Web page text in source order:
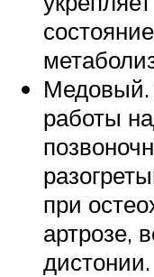
Медовый.
работы
при
артрозе,
дистонии.